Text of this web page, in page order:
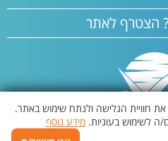
חוויית הגלישה ולנתח שימוש באתר.
ה לשימוש בעוגיות. מידע נוסף
הצטרף לאתר